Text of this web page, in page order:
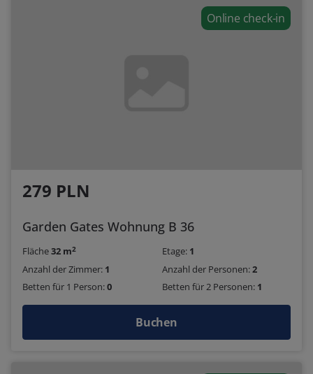
Online check-in
279 PLN
Garden Gates Wohnung B 36
Fläche32 m2 Etage: 1
Anzahl der Zimmer: 1 Anzahl der Personen:2
Betten für 1 Person:0 Betten für 2 Personen: 1
Buchen